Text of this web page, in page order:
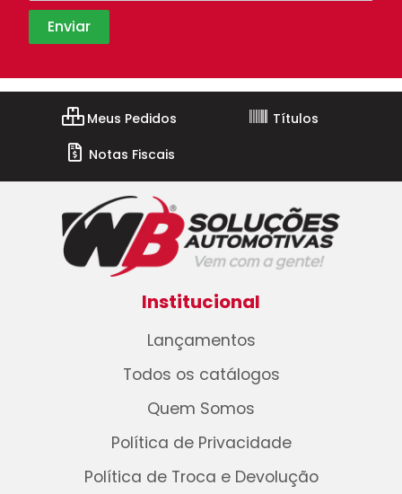
Meus Pedidos
Títulos
Notas Fiscais
Institucional
Lançamentos
Todos os catálogos
Quem Somos
Política de Privacidade
Política de Troca e Devolução